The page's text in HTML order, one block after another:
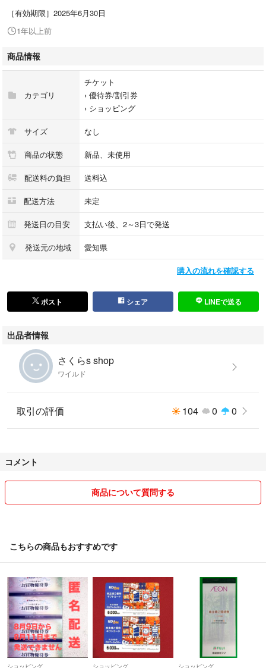
［有効期限］2025年6月30日
1年以上前
商品情報
カテゴリ
チケット
› 優待券/割引券
› ショッピング
サイズ なし
商品の状態 新品、未使用
配送料の負担 送料込
配送方法 未定
発送日の目安 支払い後、2～3日で発送
発送元の地域 愛知県
購入の流れを確認する
ポスト シェア LINEで送る
出品者情報
さくらs shop
ワイルド
取引の評価 104 0 0
コメント
商品について質問する
こちらの商品もおすすめです
ショッピング ショッピング ショッピング